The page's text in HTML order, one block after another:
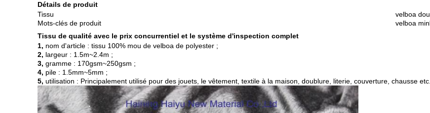
Laisser un message
Nous vous rappellerons bientôt!
Détails de produit
Tissu
velboa
Mots-clés de produit
velboa
Tissu de qualité avec le prix concurrentiel et le système d'inspection complet
1, nom d'article : tissu 100% mou de velboa de polyester ;
2, largeur : 1.5m~2.4m ;
3, gramme : 170gsm~250gsm ;
4, pile : 1.5mm~5mm ;
5, utilisation : Principalement utilisé pour des jouets, le vêtement, textile à la maison, doublure, literie, couverture, chausse etc.